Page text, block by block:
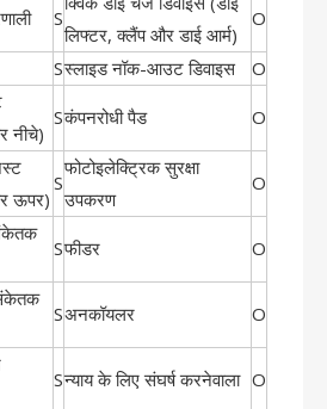
S
लिफ्टर, क्लैंप और डाई आर्म)
O
Sस्लाइड नॉक-आउट डिवाइस
O
नीचे)
Sकंपनरोधी पैड O
ऊपर)
S
फोटोइलेक्ट्रिक सुरक्षा
उपकरण
O
Sफीडर O
Sअनकॉयलर O
Sन्याय के लिए संघर्ष करनेवाला O